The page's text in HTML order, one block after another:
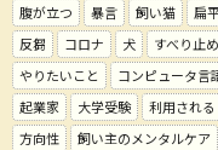
腹が立つ
暴言 飼い猫 扁
反芻
コロナ 犬 すべり止め
やりたいこと
コンピュータ言
起業家
大学受験 利用される
方向性
飼い主のメンタルケア